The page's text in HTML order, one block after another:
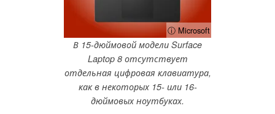
ⓘ Microsoft
В 15-дюймовой модели Surface
Laptop 8 отсутствует
отдельная цифровая клавиатура,
как в некоторых 15- или 16-
дюймовых ноутбуках.